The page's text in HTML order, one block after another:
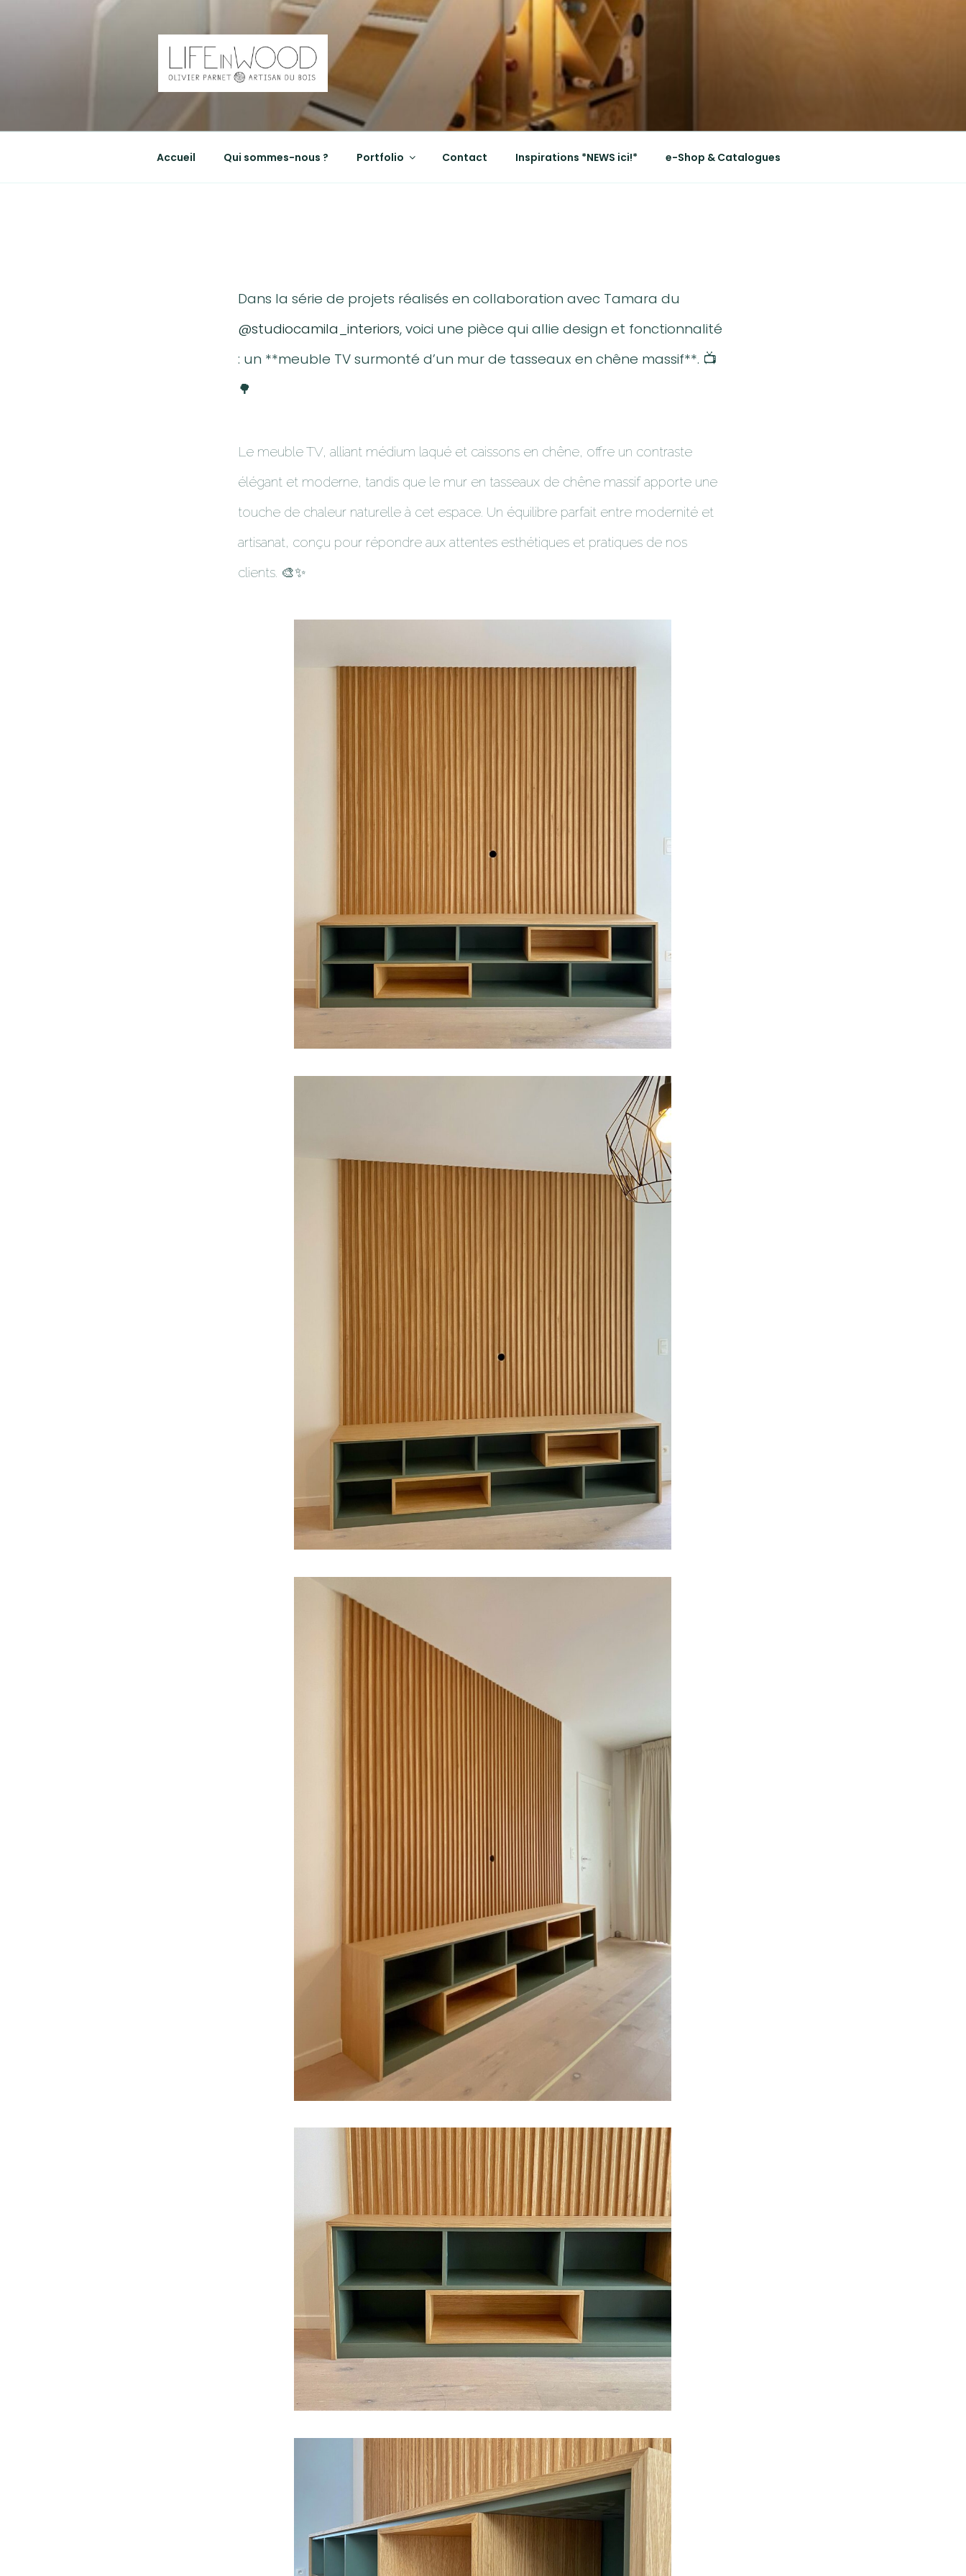
LIFEINWOOD
Olivier Parnet, artisan du bois
Accueil Qui sommes-nous ? Portfolio Contact Inspirations *NEWS ici!* e-Shop & Catalogues
Dans la série de projets réalisés en collaboration avec Tamara du
@studiocamila_interiors, voici une pièce qui allie design et fonctionnalité
: un **meuble TV surmonté d’un mur de tasseaux en chêne massif**. 📺
🌳
Le meuble TV, alliant médium laqué et caissons en chêne, offre un contraste
élégant et moderne, tandis que le mur en tasseaux de chêne massif apporte une
touche de chaleur naturelle à cet espace. Un équilibre parfait entre modernité et
artisanat, conçu pour répondre aux attentes esthétiques et pratiques de nos
clients. 🎨✨